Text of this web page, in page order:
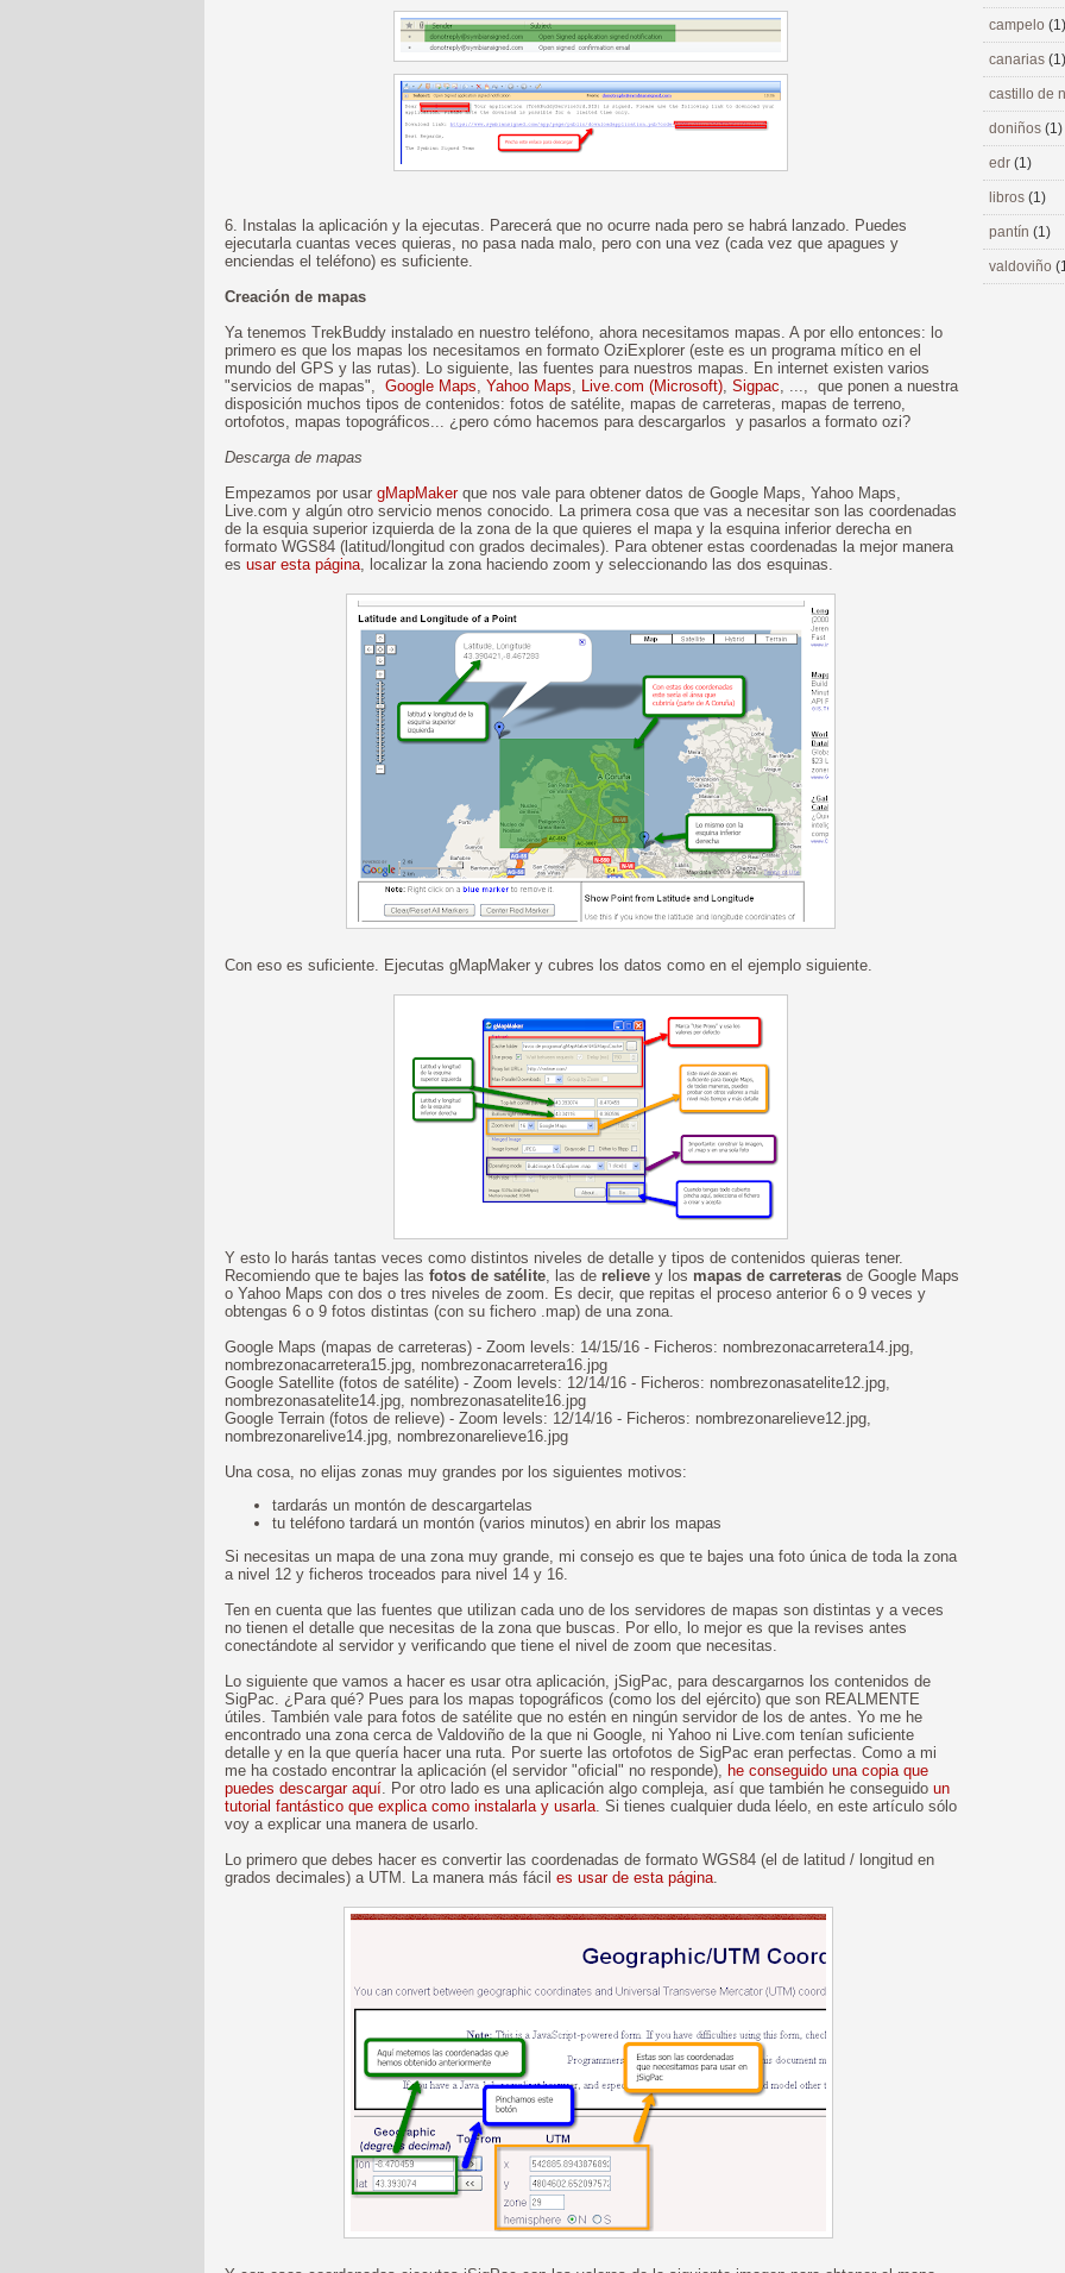
6. Instalas la aplicación y la ejecutas. Parecerá que no ocurre nada pero se habrá lanzado. Puedes
ejecutarla cuantas veces quieras, no pasa nada malo, pero con una vez (cada vez que apagues y
enciendas el teléfono) es suficiente.
Creación de mapas
Ya tenemos TrekBuddy instalado en nuestro teléfono, ahora necesitamos mapas. A por ello entonces: lo
primero es que los mapas los necesitamos en formato OziExplorer (este es un programa mítico en el
mundo del GPS y las rutas). Lo siguiente, las fuentes para nuestros mapas. En internet existen varios
"servicios de mapas", Google Maps, Yahoo Maps, Live.com (Microsoft), Sigpac, ..., que ponen a nuestra
disposición muchos tipos de contenidos: fotos de satélite, mapas de carreteras, mapas de terreno,
ortofotos, mapas topográficos... ¿pero cómo hacemos para descargarlos y pasarlos a formato ozi?
Descarga de mapas
Empezamos por usar gMapMakerque nos vale para obtener datos de Google Maps, Yahoo Maps,
Live.com y algún otro servicio menos conocido. La primera cosa que vas a necesitar son las coordenadas
de la esquia superior izquierda de la zona de la que quieres el mapa y la esquina inferior derecha en
formato WGS84 (latitud/longitud con grados decimales). Para obtener estas coordenadas la mejor manera
es usar esta página, localizar la zona haciendo zoom y seleccionando las dos esquinas.
Con eso es suficiente. Ejecutas gMapMaker y cubres los datos como en el ejemplo siguiente.
Y esto lo harás tantas veces como distintos niveles de detalle y tipos de contenidos quieras tener.
Recomiendo que te bajes las fotos de satélite, las de relieve y los mapas de carreteras de Google Maps
o Yahoo Maps con dos o tres niveles de zoom. Es decir, que repitas el proceso anterior 6 o 9 veces y
obtengas 6 o 9 fotos distintas (con su fichero .map) de una zona.
Google Maps (mapas de carreteras) - Zoom levels: 14/15/16 - Ficheros: nombrezonacarretera14.jpg,
nombrezonacarretera15.jpg, nombrezonacarretera16.jpg
Google Satellite (fotos de satélite) - Zoom levels: 12/14/16 - Ficheros: nombrezonasatelite12.jpg,
nombrezonasatelite14.jpg, nombrezonasatelite16.jpg
Google Terrain (fotos de relieve) - Zoom levels: 12/14/16 - Ficheros: nombrezonarelieve12.jpg,
nombrezonarelive14.jpg, nombrezonarelieve16.jpg
Una cosa, no elijas zonas muy grandes por los siguientes motivos:
tardarás un montón de descargartelas
tu teléfono tardará un montón (varios minutos) en abrir los mapas
Si necesitas un mapa de una zona muy grande, mi consejo es que te bajes una foto única de toda la zona
a nivel 12 y ficheros troceados para nivel 14 y 16.
Ten en cuenta que las fuentes que utilizan cada uno de los servidores de mapas son distintas y a veces
no tienen el detalle que necesitas de la zona que buscas. Por ello, lo mejor es que la revises antes
conectándote al servidor y verificando que tiene el nivel de zoom que necesitas.
Lo siguiente que vamos a hacer es usar otra aplicación, jSigPac, para descargarnos los contenidos de
SigPac. ¿Para qué? Pues para los mapas topográficos (como los del ejército) que son REALMENTE
útiles. También vale para fotos de satélite que no estén en ningún servidor de los de antes. Yo me he
encontrado una zona cerca de Valdoviño de la que ni Google, ni Yahoo ni Live.com tenían suficiente
detalle y en la que quería hacer una ruta. Por suerte las ortofotos de SigPac eran perfectas. Como a mi
me ha costado encontrar la aplicación (el servidor "oficial" no responde), he conseguido una copia que
puedes descargar aquí. Por otro lado es una aplicación algo compleja, así que también he conseguido un
tutorial fantástico que explica como instalarla y usarla. Si tienes cualquier duda léelo, en este artículo sólo
voy a explicar una manera de usarlo.
Lo primero que debes hacer es convertir las coordenadas de formato WGS84 (el de latitud / longitud en
grados decimales) a UTM. La manera más fácil es usar de esta página.
campelo (1)
canarias (1)
castillo de
doniños (1)
edr (1)
libros (1)
pantín (1)
valdoviño